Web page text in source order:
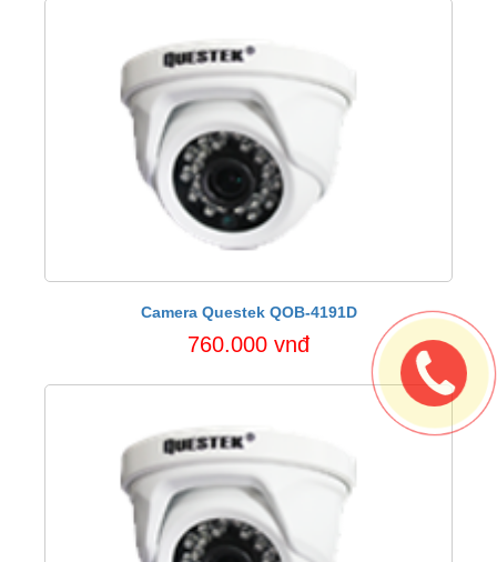
Camera Questek QOB-4191D
760.000 vnđ